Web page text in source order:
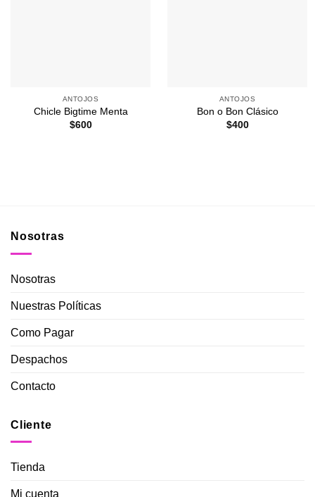
ANTOJOS
Chicle Bigtime Menta
$600
ANTOJOS
Bon o Bon Clásico
$400
Nosotras
Nosotras
Nuestras Políticas
Como Pagar
Despachos
Contacto
Cliente
Tienda
Mi cuenta